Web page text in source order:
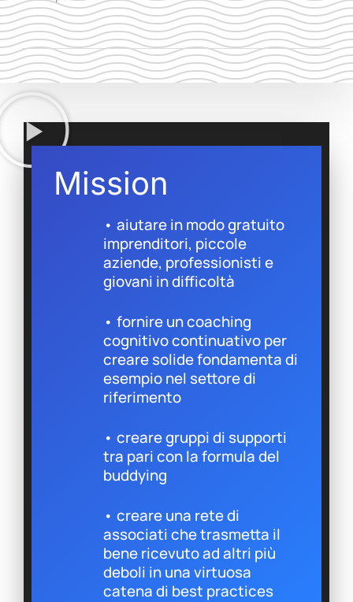
Mission
• aiutare in modo gratuito
imprenditori, piccole
aziende, professionisti e
giovani in difficoltà
• fornire un coaching
cognitivo continuativo per
creare solide fondamenta di
esempio nel settore di
riferimento
• creare gruppi di supporti
tra pari con la formula del
buddying
• creare una rete di
associati che trasmetta il
bene ricevuto ad altri più
deboli in una virtuosa
catena di best practices